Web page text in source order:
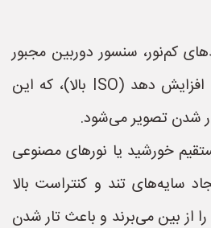
کم‌نور، سنسور دوربین مجبور
است حساسیت خود را افزایش دهد (ISO بالا)، که این
شدن تصویر می‌شود.
خورشید یا نورهای مصنوعی
سایه‌های تند و کنتراست بالا
از بین می‌برند و باعث تار شدن